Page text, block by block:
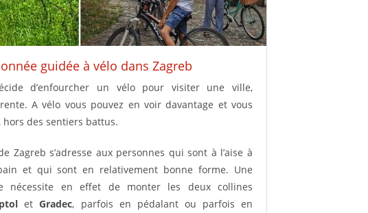
guidée à vélo dans Zagreb
d’enfourcher un vélo pour visiter une ville,
A vélo vous pouvez en voir davantage et vous
des sentiers battus.
Zagreb s’adresse aux personnes qui sont à l’aise à
et qui sont en relativement bonne forme. Une
nécessite en effet de monter les deux collines
etGradec, parfois en pédalant ou parfois en